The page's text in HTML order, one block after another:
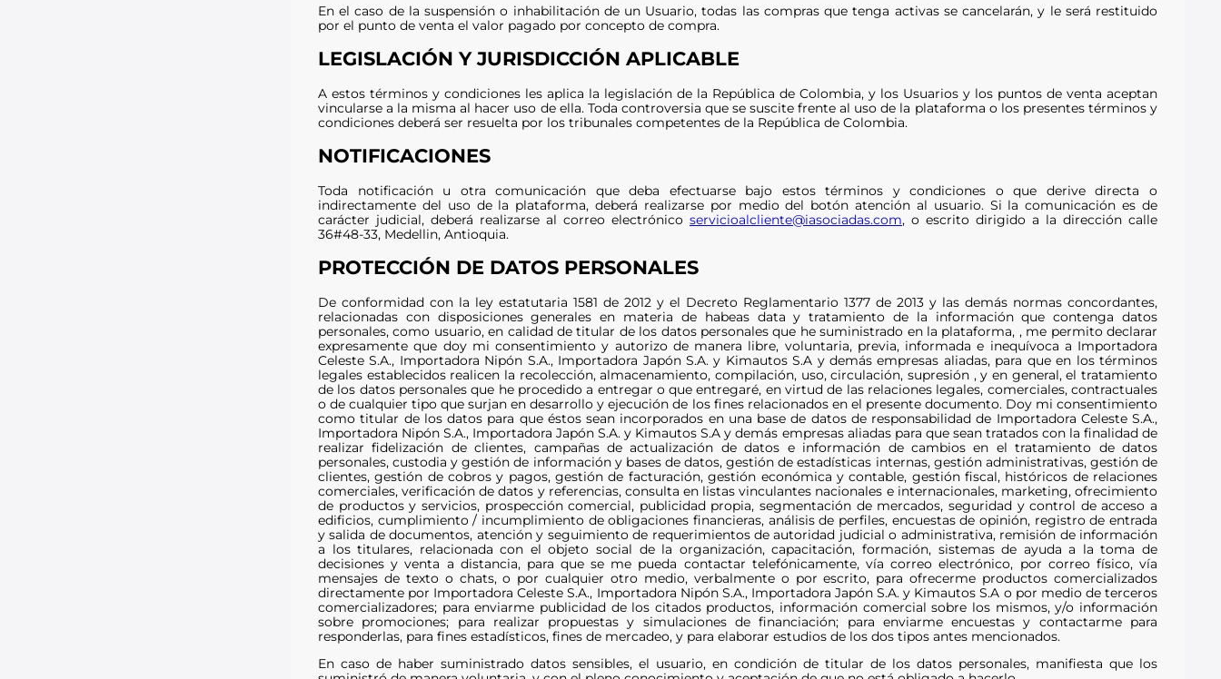
En el caso de la suspensión o inhabilitación de un Usuario, todas las compras que tenga activas se cancelarán, y le será restituido
por el punto de venta el valor pagado por concepto de compra.
LEGISLACIÓN Y JURISDICCIÓN APLICABLE
A estos términos y condiciones les aplica la legislación de la República de Colombia, y los Usuarios y los puntos de venta aceptan
vincularse a la misma al hacer uso de ella. Toda controversia que se suscite frente al uso de la plataforma o los presentes términos y
condiciones deberá ser resuelta por los tribunales competentes de la República de Colombia.
NOTIFICACIONES
Toda notificación u otra comunicación que deba efectuarse bajo estos términos y condiciones o que derive directa o
indirectamente del uso de la plataforma, deberá realizarse por medio del botón atención al usuario. Si la comunicación es de
carácter judicial, deberá realizarse al correo electrónico servicioalcliente@iasociadas.com, o escrito dirigido a la dirección calle
36#48-33, Medellin, Antioquia.
PROTECCIÓN DE DATOS PERSONALES
De conformidad con la ley estatutaria 1581 de 2012 y el Decreto Reglamentario 1377 de 2013 y las demás normas concordantes,
relacionadas con disposiciones generales en materia de habeas data y tratamiento de la información que contenga datos
personales, como usuario, en calidad de titular de los datos personales que he suministrado en la plataforma, , me permito declarar
expresamente que doy mi consentimiento y autorizo de manera libre, voluntaria, previa, informada e inequívoca a Importadora
Celeste S.A., Importadora Nipón S.A., Importadora Japón S.A. y Kimautos S.A y demás empresas aliadas, para que en los términos
legales establecidos realicen la recolección, almacenamiento, compilación, uso, circulación, supresión , y en general, el tratamiento
de los datos personales que he procedido a entregar o que entregaré, en virtud de las relaciones legales, comerciales, contractuales
o de cualquier tipo que surjan en desarrollo y ejecución de los fines relacionados en el presente documento. Doy mi consentimiento
como titular de los datos para que éstos sean incorporados en una base de datos de responsabilidad de Importadora Celeste S.A.,
Importadora Nipón S.A., Importadora Japón S.A. y Kimautos S.A y demás empresas aliadas para que sean tratados con la finalidad de
realizar fidelización de clientes, campañas de actualización de datos e información de cambios en el tratamiento de datos
personales, custodia y gestión de información y bases de datos, gestión de estadísticas internas, gestión administrativas, gestión de
clientes, gestión de cobros y pagos, gestión de facturación, gestión económica y contable, gestión fiscal, históricos de relaciones
comerciales, verificación de datos y referencias, consulta en listas vinculantes nacionales e internacionales, marketing, ofrecimiento
de productos y servicios, prospección comercial, publicidad propia, segmentación de mercados, seguridad y control de acceso a
edificios, cumplimiento / incumplimiento de obligaciones financieras, análisis de perfiles, encuestas de opinión, registro de entrada
y salida de documentos, atención y seguimiento de requerimientos de autoridad judicial o administrativa, remisión de información
a los titulares, relacionada con el objeto social de la organización, capacitación, formación, sistemas de ayuda a la toma de
decisiones y venta a distancia, para que se me pueda contactar telefónicamente, vía correo electrónico, por correo físico, vía
mensajes de texto o chats, o por cualquier otro medio, verbalmente o por escrito, para ofrecerme productos comercializados
directamente por Importadora Celeste S.A., Importadora Nipón S.A., Importadora Japón S.A. y Kimautos S.A o por medio de terceros
comercializadores; para enviarme publicidad de los citados productos, información comercial sobre los mismos, y/o información
sobre promociones; para realizar propuestas y simulaciones de financiación; para enviarme encuestas y contactarme para
responderlas, para fines estadísticos, fines de mercadeo, y para elaborar estudios de los dos tipos antes mencionados.
En caso de haber suministrado datos sensibles, el usuario, en condición de titular de los datos personales, manifiesta que los